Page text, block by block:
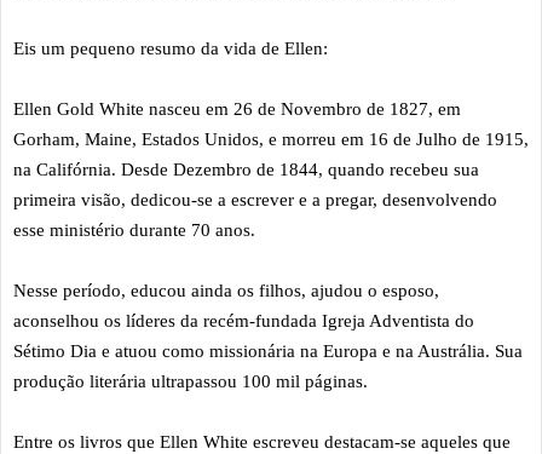
Eis um pequeno resumo da vida de Ellen:
Ellen Gold White nasceu em 26 de Novembro de 1827, em
Gorham, Maine, Estados Unidos, e morreu em 16 de Julho de 1915,
na Califórnia. Desde Dezembro de 1844, quando recebeu sua
primeira visão, dedicou-se a escrever e a pregar, desenvolvendo
esse ministério durante 70 anos.
Nesse período, educou ainda os filhos, ajudou o esposo,
aconselhou os líderes da recém-fundada Igreja Adventista do
Sétimo Dia e atuou como missionária na Europa e na Austrália. Sua
produção literária ultrapassou 100 mil páginas.
Entre os livros que Ellen White escreveu destacam-se aqueles que